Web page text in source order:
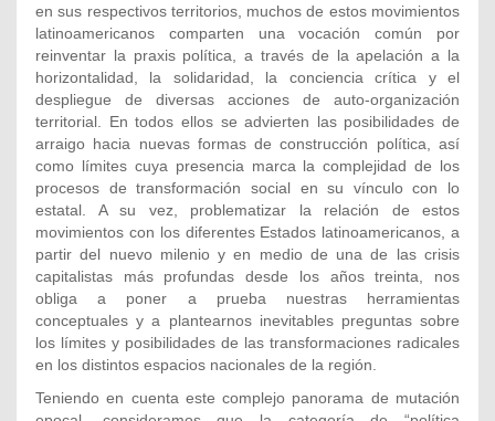
en sus respectivos territorios, muchos de estos movimientos
latinoamericanos comparten una vocación común por
reinventar la praxis política, a través de la apelación a la
horizontalidad, la solidaridad, la conciencia crítica y el
despliegue de diversas acciones de auto-organización
territorial. En todos ellos se advierten las posibilidades de
arraigo hacia nuevas formas de construcción política, así
como límites cuya presencia marca la complejidad de los
procesos de transformación social en su vínculo con lo
estatal. A su vez, problematizar la relación de estos
movimientos con los diferentes Estados latinoamericanos, a
partir del nuevo milenio y en medio de una de las crisis
capitalistas más profundas desde los años treinta, nos
obliga a poner a prueba nuestras herramientas
conceptuales y a plantearnos inevitables preguntas sobre
los límites y posibilidades de las transformaciones radicales
en los distintos espacios nacionales de la región.
Teniendo en cuenta este complejo panorama de mutación